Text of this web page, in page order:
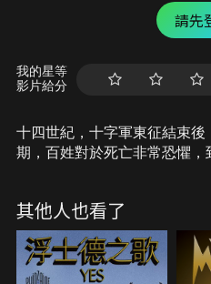
請先
我的星等
影片給分
十四世紀，十字軍東征結束後
期，百姓對於死亡非常恐懼，
神的對弈。在迢迢返鄉途中，
浪演員夫妻、憤世嫉俗的鐵
視為魔鬼附身的少女，在黑夜
間，騎士不斷自省生存的價值
其他人也看了